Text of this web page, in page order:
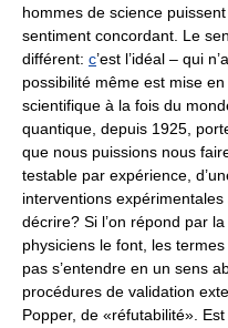
hommes de science
sentiment concordant. Le
différent: c’est l’idéal – qui
possibilité même est mise
scientifique à la fois du
quantique, depuis 1925,
que nous puissions nous
testable par expérience,
interventions
décrire? Si l’on répond par
physiciens le font, les
pas s’entendre en un sens
procédures de validation
Popper, de «réfutabilité».